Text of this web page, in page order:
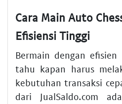
Cara Main Auto
Efisiensi Tinggi
Bermain dengan
tahu kapan harus
kebutuhan transaksi
dari JualSaldo.com